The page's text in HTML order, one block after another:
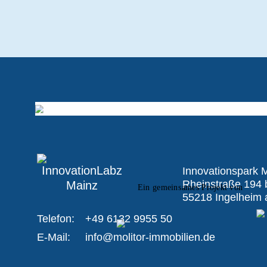
Ein gemeinsames Projekt von
Innovationspark
Rheinstraße 194
55218 Ingelheim
Telefon:
+49 6132 9955 50
E-Mail:
info@molitor-immobilien.de